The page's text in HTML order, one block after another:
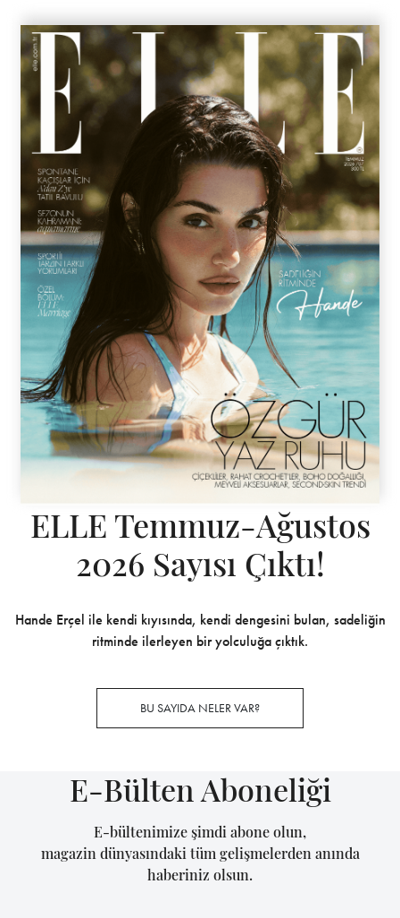
ELLE Temmuz-Ağustos
2026 Sayısı Çıktı!
Hande Erçel ile kendi kıyısında, kendi dengesini bulan, sadeliğin
ritminde ilerleyen bir yolculuğa çıktık.
BU SAYIDA NELER VAR?
E-Bülten Aboneliği
E-bültenimize şimdi abone olun,
magazin dünyasındaki tüm gelişmelerden anında
haberiniz olsun.